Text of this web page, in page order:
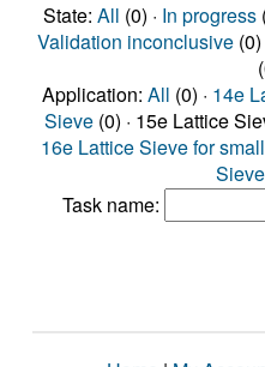
State: All (0) · In progress
Validation inconclusive(0)
Application: All (0) · 14e
Sieve (0) · 15e Lattice
16e Lattice Sieve for
Task name: